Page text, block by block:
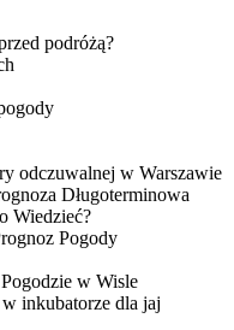
podróżą?
odczuwalnej w Warszawie
Długoterminowa
Wiedzieć?
Pogody
w Wisle
inkubatorze dla jaj